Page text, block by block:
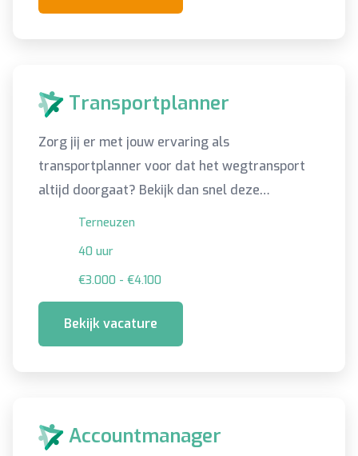
Transportplanner
Zorg jij er met jouw ervaring als
transportplanner voor dat het wegtransport
altijd doorgaat? Bekijk dan snel deze
vacature!
Terneuzen
40 uur
€3.000 - €4.100
Bekijk vacature
Accountmanager